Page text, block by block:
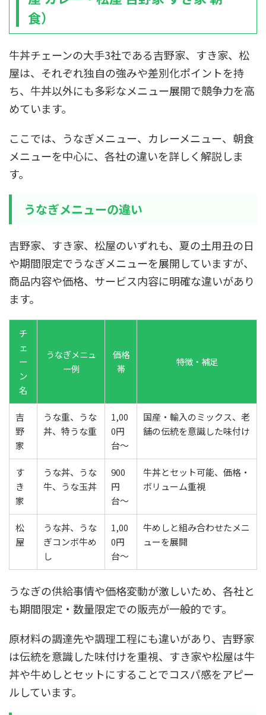
食）
牛丼チェーンの大手3社である吉野家、すき家、松
屋は、それぞれ独自の強みや差別化ポイントを持
ち、牛丼以外にも多彩なメニュー展開で競争力を高
めています。
ここでは、うなぎメニュー、カレーメニュー、朝食
メニューを中心に、各社の違いを詳しく解説しま
す。
うなぎメニューの違い
吉野家、すき家、松屋のいずれも、夏の土用丑の日
や期間限定でうなぎメニューを展開していますが、
商品内容や価格、サービス内容に明確な違いがあり
ます。
チ
ェ
ー
ン
名
うなぎメニュ
ー例
価格
帯
特徴・補足
吉
野
家
うな重、うな
丼、特うな重
1,00
0円
台〜
国産・輸入のミックス、老
舗の伝統を意識した味付け
す
き
家
うな丼、うな
牛、うな玉丼
900
円
台〜
牛丼とセット可能、価格・
ボリューム重視
松
屋
うな丼、うな
ぎコンボ牛め
し
1,00
0円
台〜
牛めしと組み合わせたメニ
ューを展開
うなぎの供給事情や価格変動が激しいため、各社と
も期間限定・数量限定での販売が一般的です。
原材料の調達先や調理工程にも違いがあり、吉野家
は伝統を意識した味付けを重視、すき家や松屋は牛
丼や牛めしとセットにすることでコスパ感をアピー
ルしています。